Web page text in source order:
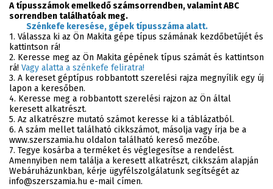
A típusszámok emelkedő számsorrendben, valamint ABC
sorrendben találhatóak meg.
Szénkefe keresése, gépek típusszáma alatt.
1. Válassza ki az Ön Makita gépe típus számának kezdőbetűjét és
kattintson rá!
2. Keresse meg az Ön Makita gépének típus számát és kattintson
rá! Vagy alatta a szénkefe feliratra!
3. A kereset géptípus robbantott szerelési rajza megnyílik egy új
lapon a keresőben.
4. Keresse meg a robbantott szerelési rajzon az Ön által
keresett alkatrészt.
5. Az alkatrészre mutató számot keresse ki a táblázatból.
6. A szám mellet található cikkszámot, másolja vagy írja be a
www.szerszamia.hu oldalon található kereső mezőbe.
7. Tegye kosárba a terméket és véglegesítse a rendelést.
Amennyiben nem találja a keresett alkatrészt, cikkszám alapján
Webáruházunkban, kérje ügyfélszolgálatunk segítségét az
info@szerszamia.hu e-mail címen.